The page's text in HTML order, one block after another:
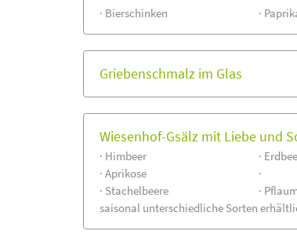
· Bierschinken
·
Griebenschmalz im Glas
Wiesenhof-Gsälz mit Liebe und
· Himbeer ·
· Aprikose
·
· Stachelbeere
·
saisonal unterschiedliche Sorten